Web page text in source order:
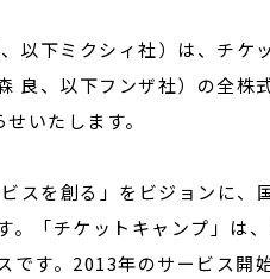
以下ミクシィ社）は、チケ
、以下フンザ社）の全株
いたします。
スを創る」をビジョンに、
「チケットキャンプ」は、
です。2013年のサービス開